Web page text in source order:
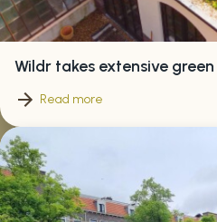
Wildr takes extensive
Read more